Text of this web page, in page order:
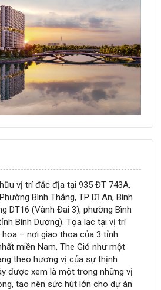
vị trí đắc địa tại 935 ĐT 743A,
Bình Thắng, TP Dĩ An, Bình
DT16 (Vành Đai 3), phường Bình
Bình Dương). Tọa lạc tại vị trí
– nơi giao thoa của 3 tỉnh
miền Nam, The Gió như một
theo hương vị của sự thịnh
được xem là một trong những vị
tạo nên sức hút lớn cho dự án